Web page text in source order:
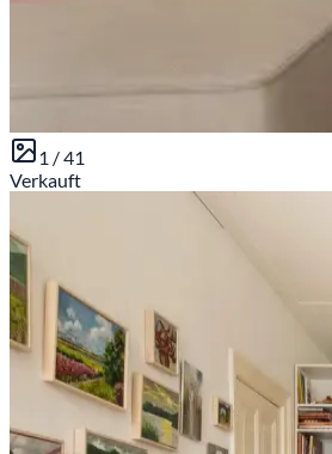
1 /41
Verkauft